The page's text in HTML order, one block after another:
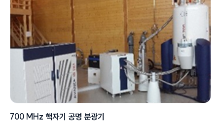
700 MHz 핵자기 공명 분광기